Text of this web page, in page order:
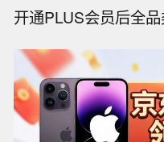
开通PLUS会员后全